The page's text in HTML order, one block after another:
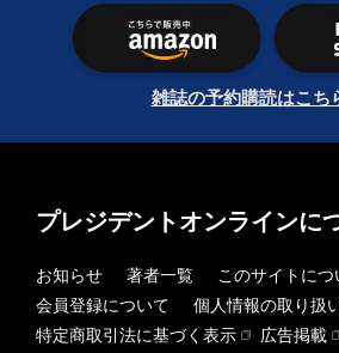
雑誌の予約購読はこち
プレジデントオンラインに
お知らせ 著者一覧
このサイトにつ
会員登録について
個人情報の取り扱
特定商取引法に基づく表示
広告掲載